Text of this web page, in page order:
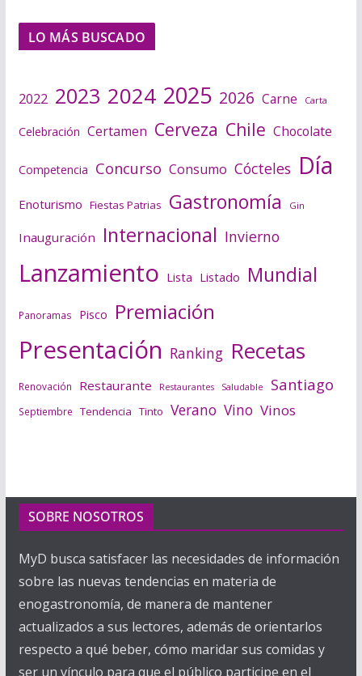
LO MÁS BUSCADO
2022 2023 2024 2025 2026 Carne Carta
Celebración Certamen Cerveza Chile Chocolate
Competencia Concurso Consumo Cócteles Día
Enoturismo Fiestas Patrias Gastronomía Gin
Inauguración Internacional Invierno
Lanzamiento Lista Listado Mundial
Panoramas Pisco Premiación
Presentación Ranking Recetas
Renovación Restaurante Restaurantes Saludable Santiago
Septiembre Tendencia Tinto Verano Vino Vinos
SOBRE NOSOTROS
MyD busca satisfacer las necesidades de información
sobre las nuevas tendencias en materia de
enogastronomía, de manera de mantener
actualizados a sus lectores, además de orientarlos
respecto a qué beber, cómo maridar sus comidas y
ser un vínculo para que el público participe en el